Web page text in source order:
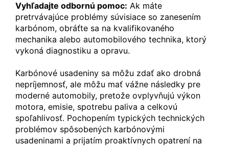
Vyhľadajte odbornú pomoc: Ak máte
pretrvávajúce problémy súvisiace so zanesením
karbónom, obráťte sa na kvalifikovaného
mechanika alebo automobilového technika, ktorý
vykoná diagnostiku a opravu.
Karbónové usadeniny sa môžu zdať ako drobná
nepríjemnosť, ale môžu mať vážne následky pre
moderné automobily, pretože ovplyvňujú výkon
motora, emisie, spotrebu paliva a celkovú
spoľahlivosť. Pochopením typických technických
problémov spôsobených karbónovými
usadeninami a prijatím proaktívnych opatrení na